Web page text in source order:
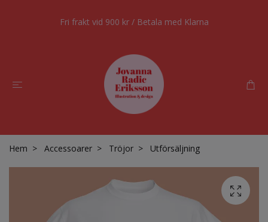
Fri frakt vid 900 kr / Betala med Klarna
Hem Accessoarer Tröjor Utförsäljning